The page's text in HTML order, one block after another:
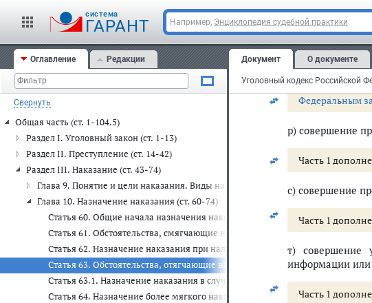
cистема
ГАРАНТ Например, Энциклопедия судебной практики
Оглавление Редакции
Свернуть
Общая часть (ст. 1-104.5)
Раздел I. Уголовный закон (ст. 1-13)
Раздел II. Преступление (ст. 14-42)
Раздел III. Наказание (ст. 43-74)
Глава 9. Понятие и цели наказания. Виды наказаний (ст. 43-59)
Глава 10. Назначение наказания (ст. 60-74)
Статья 60. Общие начала назначения наказания
Статья 61. Обстоятельства, смягчающие наказание
Статья 62. Назначение наказания при наличии смягчающих обстоятельств
Статья 63. Обстоятельства, отягчающие наказание
Статья 63.1. Назначение наказания в случае нарушения досудебного
Статья 64. Назначение более мягкого наказания, чем предусмотрено за
Документ О документе
медицинской
осуществлять
деятельность
юношеского
Федеральным
р) совершение
Часть 1
с) совершение
Часть 1
т) совершение
информации или
Часть 1